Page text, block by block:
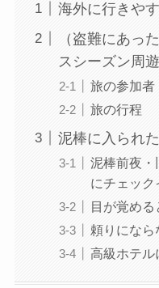
海外に行きや
（盗難にあっ
スシーズン周
旅の参加者
旅の行程
泥棒に入られ
泥棒前夜・
にチェック
目が覚め
頼りになら
高級ホテル